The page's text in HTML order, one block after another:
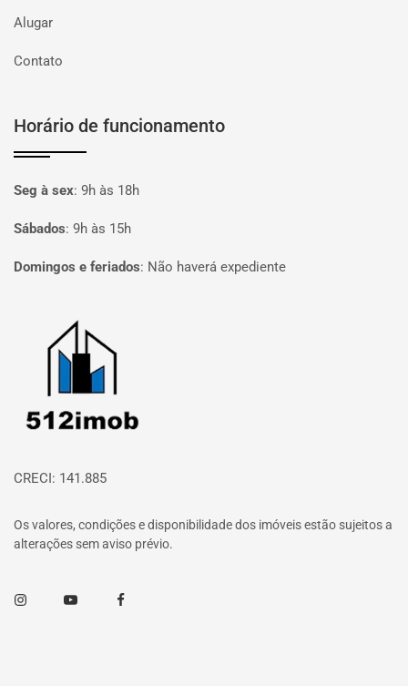
Alugar
Contato
Horário de funcionamento
Seg à sex: 9h às 18h
Sábados: 9h às 15h
Domingos e feriados: Não haverá expediente
Página inicial
CRECI: 141.885
Os valores, condições e disponibilidade dos imóveis estão sujeitos a
alterações sem aviso prévio.
InstagramYoutube Facebook